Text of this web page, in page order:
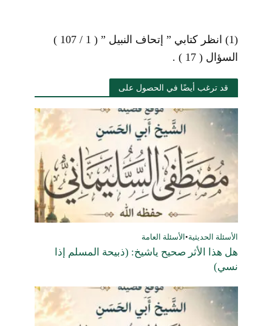
(1)
انظر كتابي ” إتحاف النبيل ” ( 1 / 107 )
السؤال ( 17 ) .
قد ترغب أيضًا في الحصول على
الأسئلة الحديثية• الأسئلة العامة
هل هذا الأثر صحيح ياشيخ: (ذبيحة المسلم إذا
نسي)